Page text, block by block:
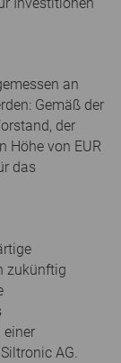
an
Gemäß der
der
Höhe von EUR
das
zukünftig
AG.